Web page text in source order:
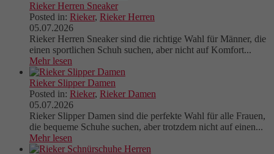
Rieker Herren Sneaker
Posted in: Rieker, Rieker Herren
05.07.2026
Rieker Herren Sneaker sind die richtige Wahl für Männer, die
einen sportlichen Schuh suchen, aber nicht auf Komfort...
Mehr lesen
Rieker Slipper Damen
Posted in: Rieker, Rieker Damen
05.07.2026
Rieker Slipper Damen sind die perfekte Wahl für alle Frauen,
die bequeme Schuhe suchen, aber trotzdem nicht auf einen...
Mehr lesen